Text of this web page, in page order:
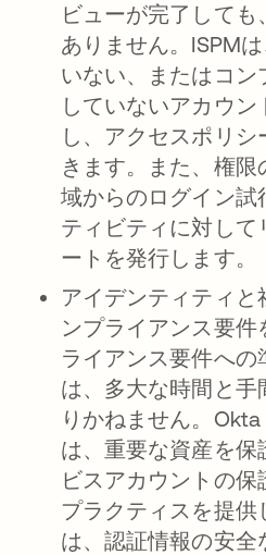
ビューが完了して
ありません。ISPM
いない、またはコ
していないアカウ
し、アクセスポリ
きます。また、権
域からのログイン試
ティビティに対して
ートを発行します。
アイデンティティと
ンプライアンス要件
ライアンス要件へ
は、多大な時間と手
りかねません。
は、重要な資産を保
ビスアカウントの保
プラクティスを提供
は、認証情報の安